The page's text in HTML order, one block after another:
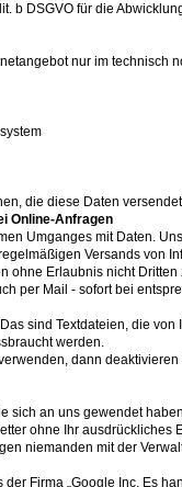
b DSGVO für die
nur im technisch
die diese Daten
Online-Anfragen
Umganges mit Daten.
Versands von
ohne Erlaubnis nicht
per Mail - sofort bei
sind Textdateien, die
werden.
dann
sich an uns gewendet
ohne Ihr ausdrückliches
niemanden mit der
Firma „Google Inc. Es